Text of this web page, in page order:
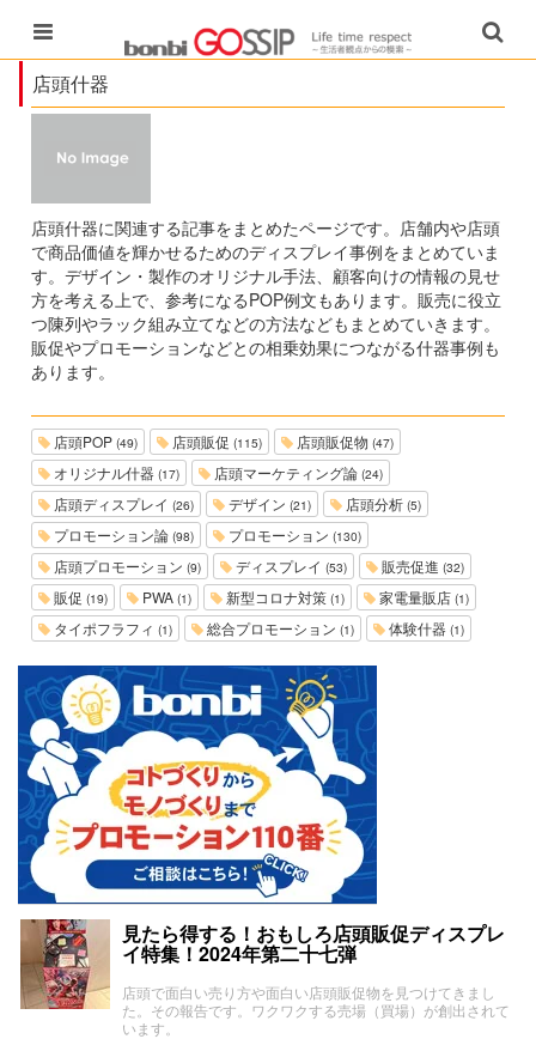
店頭什器
店頭什器に関連する記事をまとめたページです。店舗内や店頭
で商品価値を輝かせるためのディスプレイ事例をまとめていま
す。デザイン・製作のオリジナル手法、顧客向けの情報の見せ
方を考える上で、参考になるPOP例文もあります。販売に役立
つ陳列やラック組み立てなどの方法などもまとめていきます。
販促やプロモーションなどとの相乗効果につながる什器事例も
あります。
店頭POP (49) 店頭販促 (115) 店頭販促物 (47)
オリジナル什器 (17) 店頭マーケティング論 (24)
店頭ディスプレイ (26) デザイン (21) 店頭分析 (5)
プロモーション論 (98) プロモーション (130)
店頭プロモーション (9) ディスプレイ (53) 販売促進 (32)
販促 (19) PWA (1) 新型コロナ対策 (1) 家電量販店 (1)
タイポフラフィ (1) 総合プロモーション (1) 体験什器 (1)
見たら得する！おもしろ店頭販促ディスプレ
イ特集！2024年第二十七弾
店頭で面白い売り方や面白い店頭販促物を見つけてきまし
た。その報告です。ワクワクする売場（買場）が創出されて
います。